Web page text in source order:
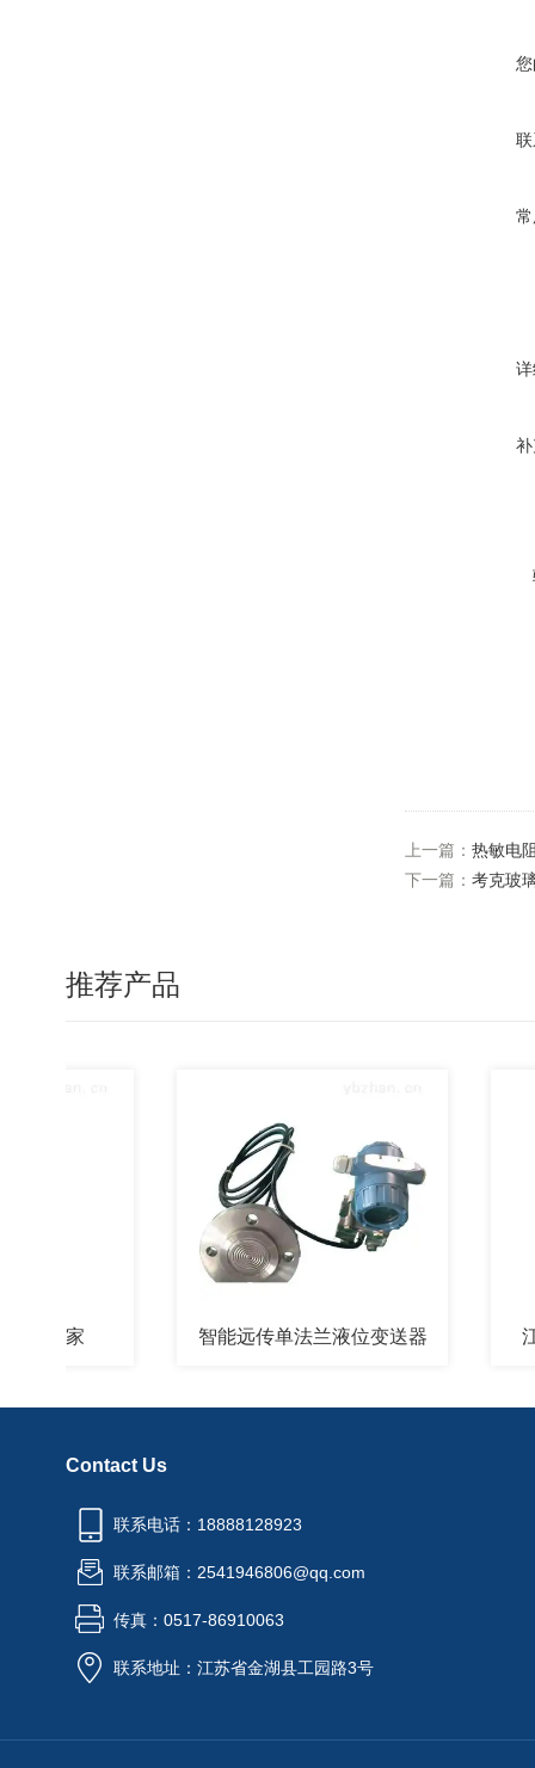
上一篇： 热敏电
下一篇： 考克玻
推荐产品
智能远传单法兰液位变送器 江苏
Contact Us
联系电话：18888128923
联系邮箱：2541946806@qq.com
传真：0517-86910063
联系地址：江苏省金湖县工园路3号